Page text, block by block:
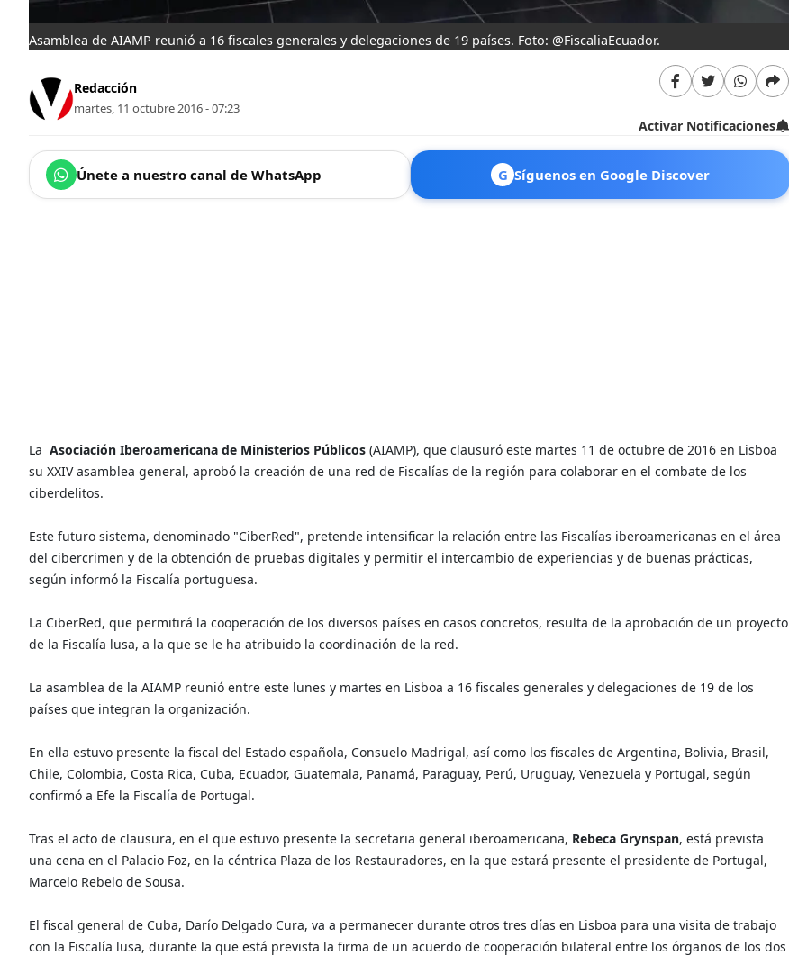
Asamblea de AIAMP reunió a 16 fiscales generales y delegaciones de 19 países. Foto: @FiscaliaEcuador.
Redacción
martes, 11 octubre 2016 - 07:23
Activar Notificaciones
Únete a nuestro canal de WhatsApp G Síguenos en Google Discover
La Asociación Iberoamericana de Ministerios Públicos (AIAMP), que clausuró este martes 11 de octubre de 2016 en Lisboa
su XXIV asamblea general, aprobó la creación de una red de Fiscalías de la región para colaborar en el combate de los
ciberdelitos.
Este futuro sistema, denominado "CiberRed", pretende intensificar la relación entre las Fiscalías iberoamericanas en el área
del cibercrimen y de la obtención de pruebas digitales y permitir el intercambio de experiencias y de buenas prácticas,
según informó la Fiscalía portuguesa.
La CiberRed, que permitirá la cooperación de los diversos países en casos concretos, resulta de la aprobación de un proyecto
de la Fiscalía lusa, a la que se le ha atribuido la coordinación de la red.
La asamblea de la AIAMP reunió entre este lunes y martes en Lisboa a 16 fiscales generales y delegaciones de 19 de los
países que integran la organización.
En ella estuvo presente la fiscal del Estado española, Consuelo Madrigal, así como los fiscales de Argentina, Bolivia, Brasil,
Chile, Colombia, Costa Rica, Cuba, Ecuador, Guatemala, Panamá, Paraguay, Perú, Uruguay, Venezuela y Portugal, según
confirmó a Efe la Fiscalía de Portugal.
Tras el acto de clausura, en el que estuvo presente la secretaria general iberoamericana, Rebeca Grynspan, está prevista
una cena en el Palacio Foz, en la céntrica Plaza de los Restauradores, en la que estará presente el presidente de Portugal,
Marcelo Rebelo de Sousa.
El fiscal general de Cuba, Darío Delgado Cura, va a permanecer durante otros tres días en Lisboa para una visita de trabajo
con la Fiscalía lusa, durante la que está prevista la firma de un acuerdo de cooperación bilateral entre los órganos de los dos